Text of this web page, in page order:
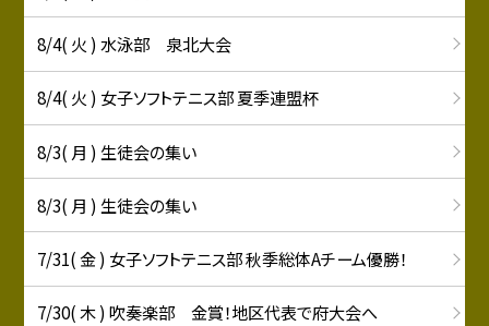
8/4( 火 ) 水泳部 泉北大会
8/4( 火 ) 女子ソフトテニス部 夏季連盟杯
8/3( 月 ) 生徒会の集い
8/3( 月 ) 生徒会の集い
7/31( 金 ) 女子ソフトテニス部 秋季総体Aチーム優勝！
7/30( 木 ) 吹奏楽部 金賞！地区代表で府大会へ